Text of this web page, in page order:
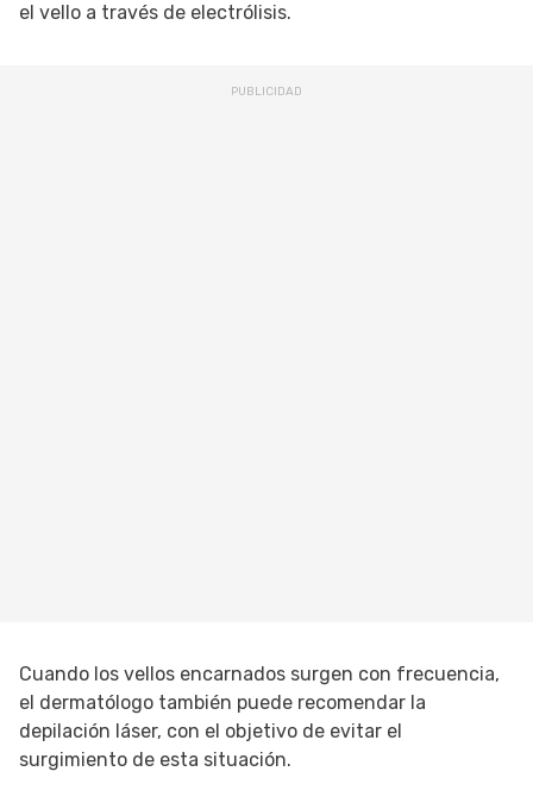
el vello a través de electrólisis.
Cuando los vellos encarnados surgen con frecuencia,
el dermatólogo también puede recomendar la
depilación láser, con el objetivo de evitar el
surgimiento de esta situación.